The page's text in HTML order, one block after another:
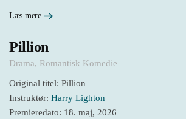
Læs mere
Pillion
Drama, Romantisk Komedie
Original titel: Pillion
Instruktør: Harry Lighton
Premieredato: 18. maj, 2026